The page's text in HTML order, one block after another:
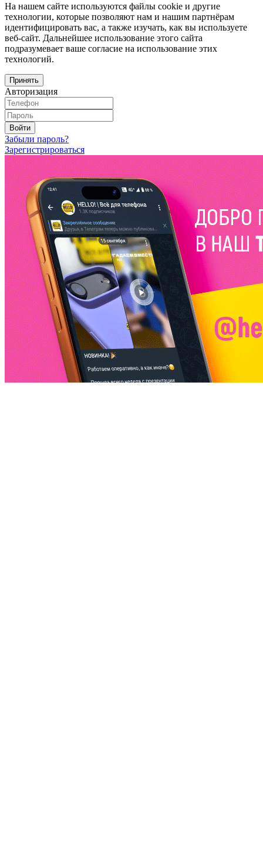
На нашем сайте используются файлы cookie и другие
технологии, которые позволяют нам и нашим партнёрам
идентифицировать вас, а также изучать, как вы используете
веб-сайт. Дальнейшее использование этого сайта
подразумевает ваше согласие на использование этих
технологий.
Принять
Авторизация
Войти
Забыли пароль?
Зарегистрироваться